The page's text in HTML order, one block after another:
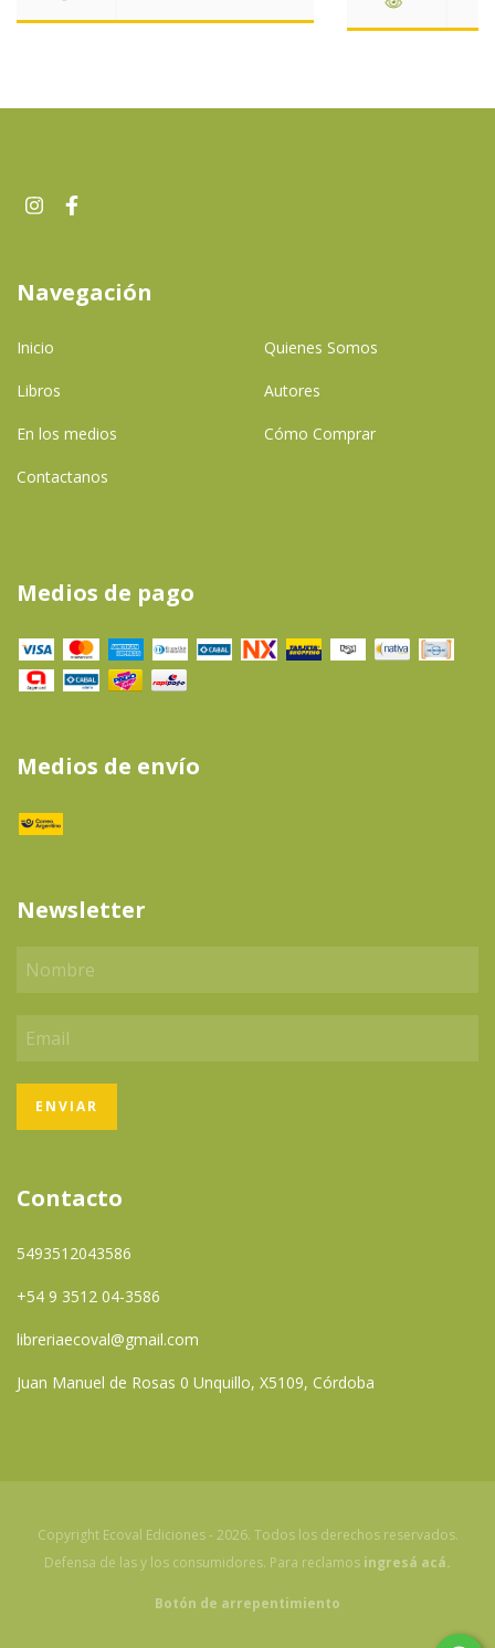
Navegación
Inicio Quienes Somos
Libros Autores
En los medios Cómo Comprar
Contactanos
Medios de pago
Medios de envío
Newsletter
Contacto
5493512043586
+54 9 3512 04-3586
libreriaecoval@gmail.com
Juan Manuel de Rosas 0 Unquillo, X5109, Córdoba
Copyright Ecoval Ediciones - 2026. Todos los derechos reservados.
Defensa de las y los consumidores. Para reclamos ingresá acá.
Botón de arrepentimiento